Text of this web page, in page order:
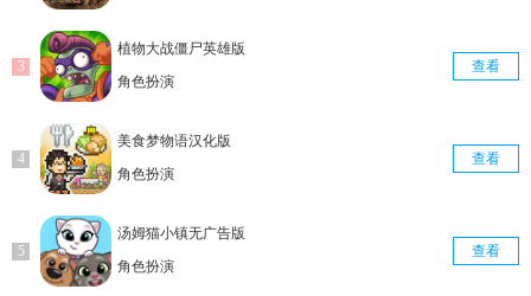
植物大战僵尸英雄版
角色扮演
查看
美食梦物语汉化版
角色扮演
查看
汤姆猫小镇无广告版
角色扮演
查看